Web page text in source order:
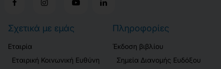
Σχετικά με εμάς
Εταιρία
Εταιρική Κοινωνική Ευθύνη
Πληροφορίες
Έκδοση βιβλίου
Σημεία Διανομής Ευδόξου